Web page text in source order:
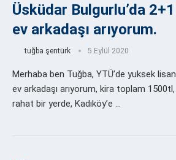
Üsküdar Bulgurlu’da
ev arkadaşı arıyorum.
tuğba şentürk 5 Eylül 2020
Merhaba ben Tuğba, YTÜ’de yuksek
ev arkadaşı arıyorum, kira toplam
rahat bir yerde, Kadıköy’e …